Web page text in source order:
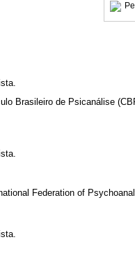
Brasileiro de Psicanálise
Federation of